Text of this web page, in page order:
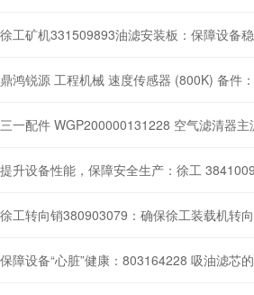
徐工矿机331509893油滤安装板：保障设备
鼎鸿锐源 工程机械 速度传感器 (800K) 备件
提升设备性能，保障安全生产：徐工
徐工转向销380903079：确保徐工装载机转
保障设备“心脏”健康：803164228 吸油滤芯